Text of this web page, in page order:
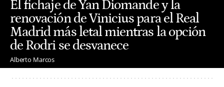
El fichaje de Yan Diomande y la
renovación de Vinicius para el Real
Madrid más letal mientras la opción
de Rodri se desvanece
Alberto Marcos